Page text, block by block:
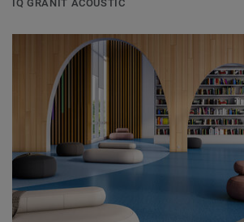
IQ GRANIT ACOUSTIC